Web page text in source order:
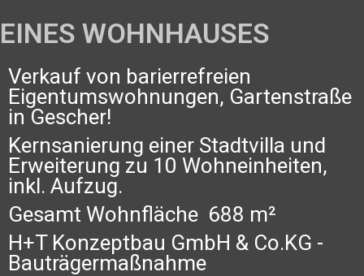
EINES WOHNHAUSES
Verkauf von barierrefreien
Eigentumswohnungen, Gartenstraße
in Gescher!
Kernsanierung einer Stadtvilla und
Erweiterung zu 10 Wohneinheiten,
inkl. Aufzug.
Gesamt Wohnfläche 688 m²
H+T Konzeptbau GmbH & Co.KG -
Bauträgermaßnahme